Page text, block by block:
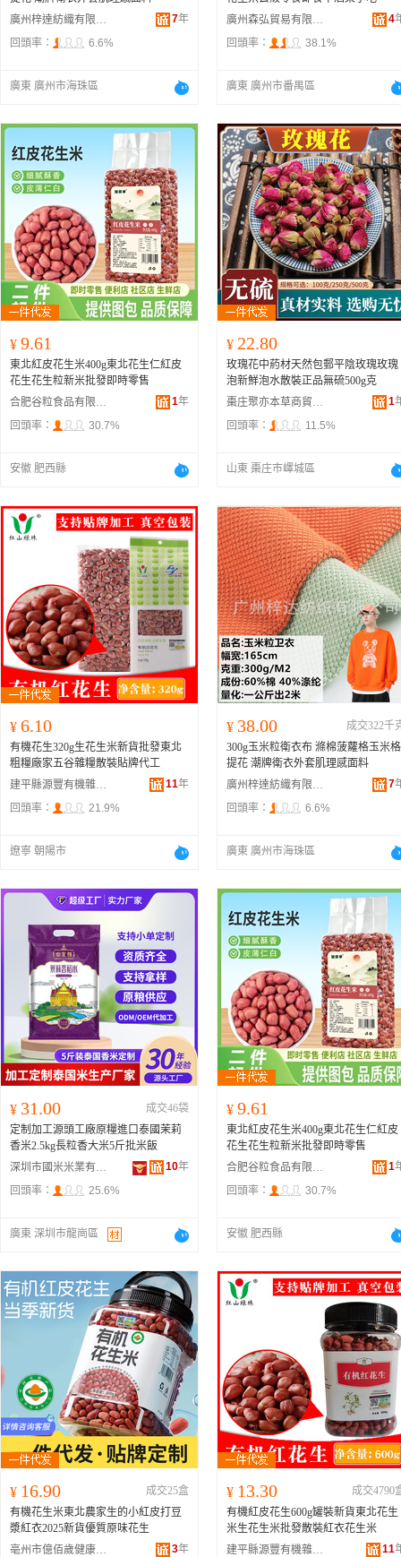
廣州梓達紡織有限公司
7年
回頭率：
6.6%
廣東 廣州市海珠區
廣州森弘貿易有限公司
4
回頭率：
38.1%
廣東 廣州市番禺區
¥ 9.61
東北紅皮花生米400g東北花生仁紅皮
花生花生粒新米批發即時零售
合肥谷粒食品有限公司
1年
回頭率：
30.7%
安徽 肥西縣
¥ 22.80
玫瑰花中葯材天然包郵平陰玫瑰玫瑰
泡新鮮泡水散裝正品無硫500g克
棗庄聚亦本草商貿有限公司
1
回頭率：
11.5%
山東 棗庄市嶧城區
¥ 6.10
有機花生320g生花生米新貨批發東北
粗糧廠家五谷雜糧散裝貼牌代工
建平縣源豐有機雜糧有限公司
11年
回頭率：
21.9%
遼寧 朝陽市
¥ 38.00
成交322千
300g玉米粒衛衣布 滌棉菠蘿格玉米格
提花 潮牌衛衣外套肌理感面料
廣州梓達紡織有限公司
7
回頭率：
6.6%
廣東 廣州市海珠區
¥ 31.00
成交46袋
定制加工源頭工廠原糧進口泰國茉莉
香米2.5kg長粒香大米5斤批米飯
深圳市國米米業有限公司
10年
回頭率：
25.6%
廣東 深圳市龍崗區
¥ 9.61
東北紅皮花生米400g東北花生仁紅皮
花生花生粒新米批發即時零售
合肥谷粒食品有限公司
1
回頭率：
30.7%
安徽 肥西縣
¥ 16.90
成交25盒
有機花生米東北農家生的小紅皮打豆
漿紅衣2025新貨優質原味花生
亳州市億佰歲健康科技有限公司
3年
¥ 13.30
成交4790
有機紅皮花生600g罐裝新貨東北花生
米生花生米批發散裝紅衣花生米
建平縣源豐有機雜糧有限公司
11